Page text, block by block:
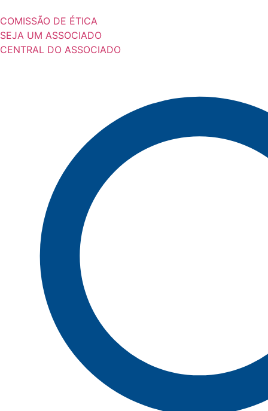
COMISSÃO DE ÉTICA
SEJA UM ASSOCIADO
CENTRAL DO ASSOCIADO